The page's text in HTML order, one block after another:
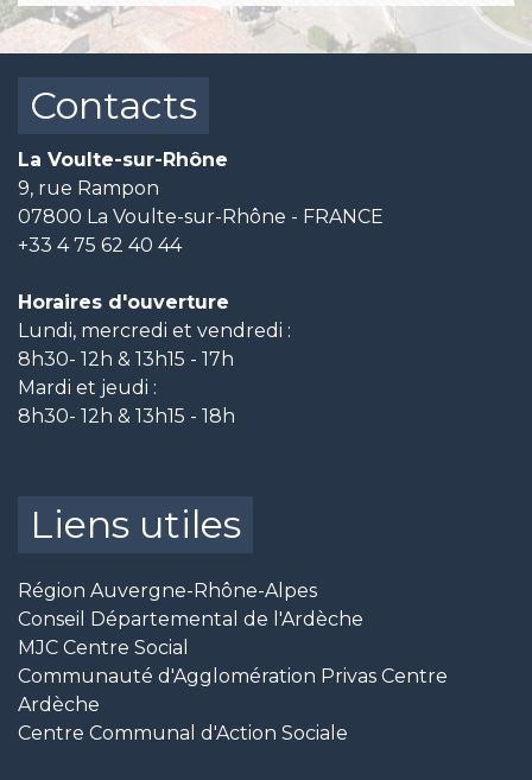
Contacts
La Voulte-sur-Rhône
9, rue Rampon
07800 La Voulte-sur-Rhône - FRANCE
+33 4 75 62 40 44
Horaires d'ouverture
Lundi, mercredi et vendredi :
8h30- 12h & 13h15 - 17h
Mardi et jeudi :
8h30- 12h & 13h15 - 18h
Liens utiles
Région Auvergne-Rhône-Alpes
Conseil Départemental de l'Ardèche
MJC Centre Social
Communauté d'Agglomération Privas Centre
Ardèche
Centre Communal d'Action Sociale